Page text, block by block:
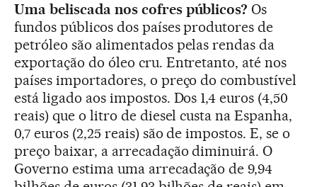
Uma beliscada nos cofres públicos? Os
fundos públicos dos países produtores de
petróleo são alimentados pelas rendas da
exportação do óleo cru. Entretanto, até nos
países importadores, o preço do combustível
está ligado aos impostos. Dos 1,4 euros (4,50
reais) que o litro de diesel custa na Espanha,
0,7 euros (2,25 reais) são de impostos. E, se o
preço baixar, a arrecadação diminuirá. O
Governo estima uma arrecadação de 9,94